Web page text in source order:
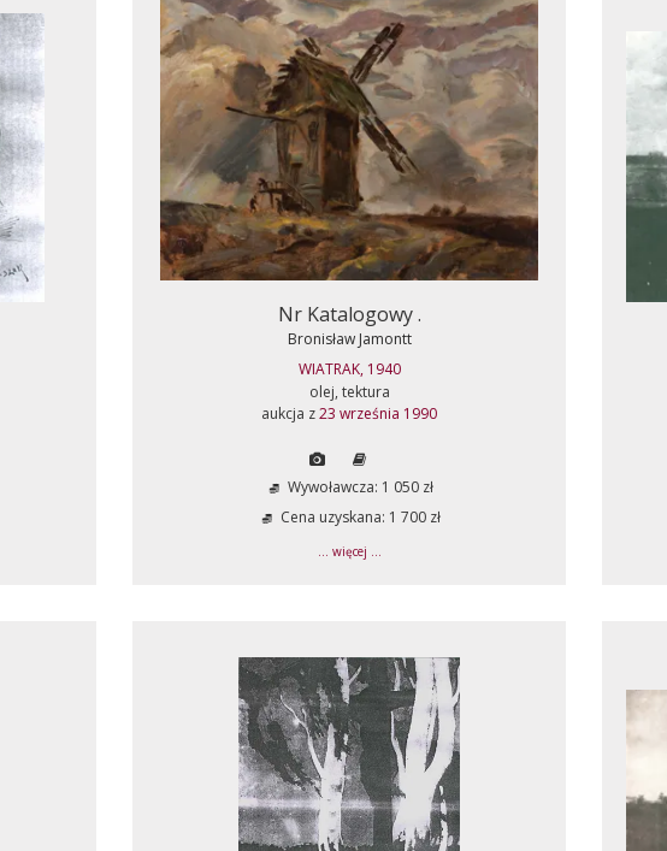
Nr Katalogowy .
Bronisław Jamontt
WIATRAK, 1940
olej, tektura
aukcja z23 września 1990
Wywoławcza: 1 050 zł
Cena uzyskana: 1 700 zł
... więcej ...